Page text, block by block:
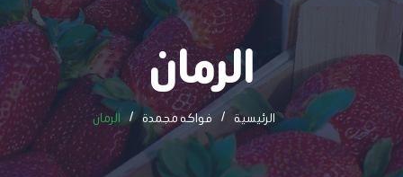
الرمان
الرئيسية فواكه مجمدة الرمان